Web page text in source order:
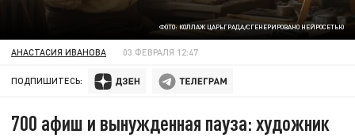
ФОТО: КОЛЛАЖ ЦАРЬГРАДА/СГЕНЕРИРОВАНО НЕЙРОСЕТЬЮ
АНАСТАСИЯ ИВАНОВА 03 ФЕВРАЛЯ 12:47
ПОДПИШИТЕСЬ:
700 афиш и вынужденная пауза: художник